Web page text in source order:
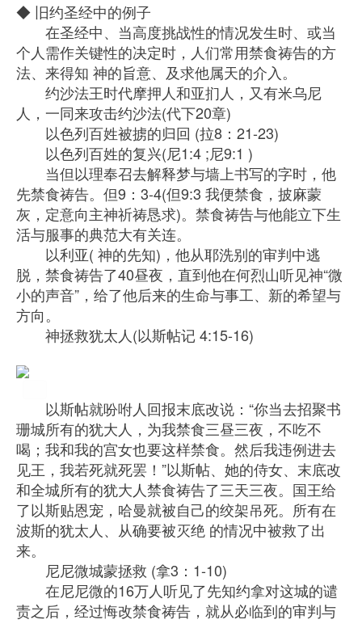
◆ 旧约圣经中的例子
在圣经中、当高度挑战性的情况发生时、 或当
个人需作关键性的决定时，人们常用禁食祷告的方
法、来得知 神的旨意、及求他属天的介入。
约沙法王时代摩押人和亚扪人 ，又有米乌尼
人，一同来攻击约沙法(代下20章)
以色列百姓被掳的归回 (拉8：21-23)
以色列百姓的复兴(尼1:4 ;尼9:1 )
当但以理奉召去解释梦与墙上书写的字时，他
先禁食祷告。但9： 3-4(但9:3 我便禁食，披麻蒙
灰，定意向主神祈祷恳求)。 禁食祷告与他能立下生
活与服事的典范大有关连。
以利亚( 神的先知)，他从耶洗别的审判中逃
脱，禁食祷告了40昼夜， 直到他在何烈山听见神“微
小的声音”，给了他后来的生命与事工、 新的希望与
方向。
神拯救犹太人(以斯帖记 4:15-16)
以斯帖就吩咐人回报末底改说：“你当去招聚书
珊城所有的犹大人， 为我禁食三昼三夜，不吃不
喝；我和我的宫女也要这样禁食。 然后我违例进去
见王，我若死就死罢！”以斯帖、她的侍女、 末底改
和全城所有的犹大人禁食祷告了三天三夜。 国王给
了以斯贴恩宠，哈曼就被自己的绞架吊死。 所有在
波斯的犹太人、从确要被灭绝 的情况中被救了出
来。
尼尼微城蒙拯救 (拿3：1-10)
在尼尼微的16万人听见了先知约拿对这城的谴
责之后， 经过悔改禁食祷告，就从必临到的审判与